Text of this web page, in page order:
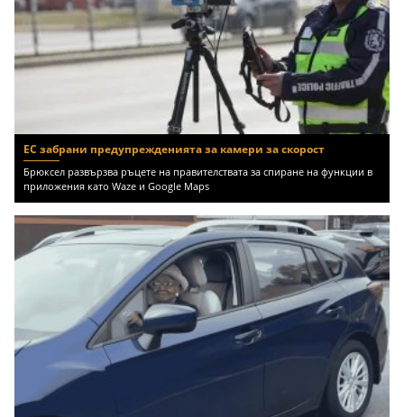
ЕС забрани предупрежденията за камери за скорост
Брюксел развързва ръцете на правителствата за спиране на функции в
приложения като Waze и Google Maps